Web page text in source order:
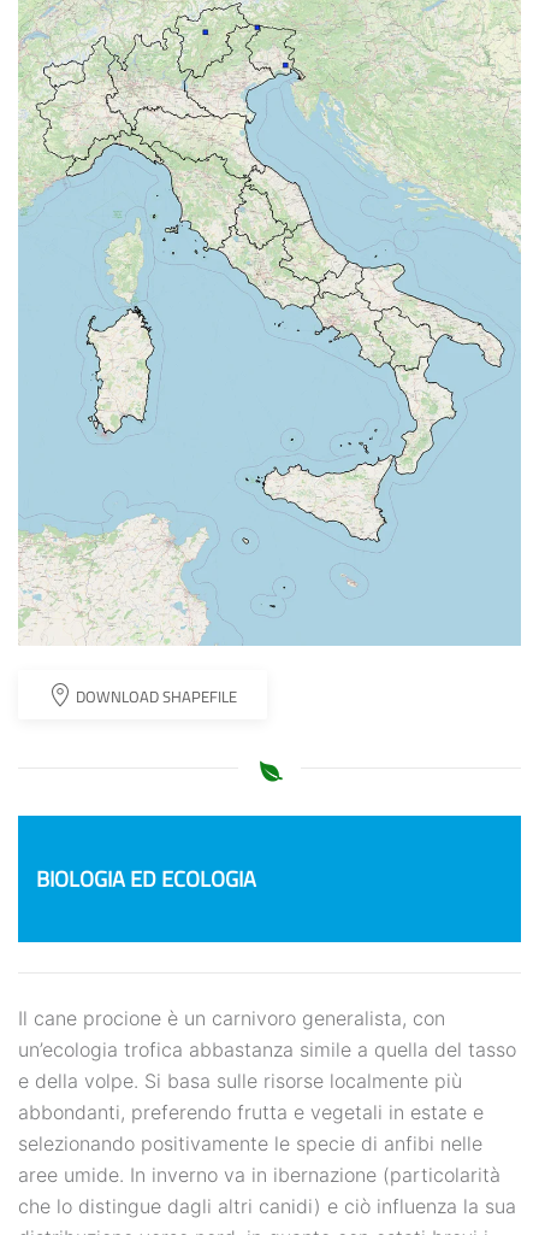
DOWNLOAD SHAPEFILE
BIOLOGIA ED ECOLOGIA
Il cane procione è un carnivoro generalista, con
un’ecologia trofica abbastanza simile a quella del tasso
e della volpe. Si basa sulle risorse localmente più
abbondanti, preferendo frutta e vegetali in estate e
selezionando positivamente le specie di anfibi nelle
aree umide. In inverno va in ibernazione (particolarità
che lo distingue dagli altri canidi) e ciò influenza la sua